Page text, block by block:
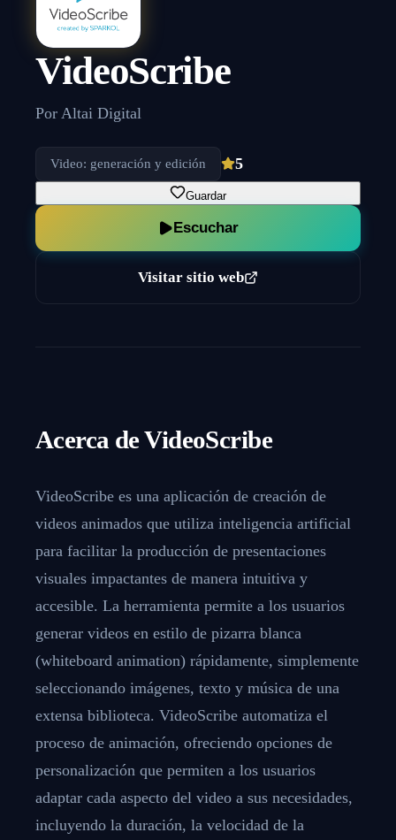
VideoScribe
Por Altai Digital
Video: generación y edición 5
Guardar
Escuchar
Visitar sitio web
Acerca deVideoScribe
VideoScribe es una aplicación de creación de
videos animados que utiliza inteligencia artificial
para facilitar la producción de presentaciones
visuales impactantes de manera intuitiva y
accesible. La herramienta permite a los usuarios
generar videos en estilo de pizarra blanca
(whiteboard animation) rápidamente, simplemente
seleccionando imágenes, texto y música de una
extensa biblioteca. VideoScribe automatiza el
proceso de animación, ofreciendo opciones de
personalización que permiten a los usuarios
adaptar cada aspecto del video a sus necesidades,
incluyendo la duración, la velocidad de la